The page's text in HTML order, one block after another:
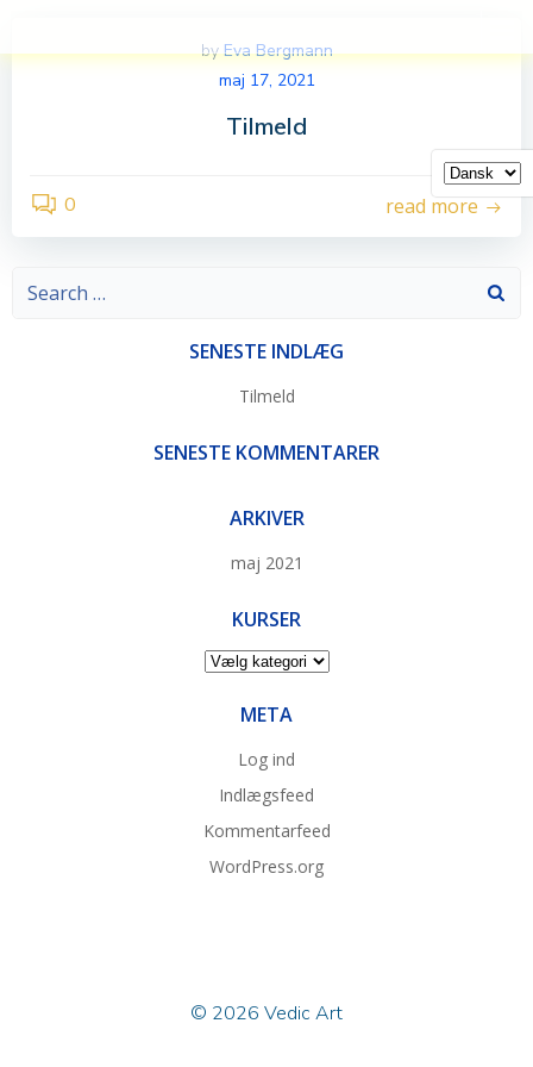
til
indhold
byEva Bergmann
maj 17, 2021
Tilmeld
0 read more
Search
SENESTE INDLÆG
Tilmeld
SENESTE KOMMENTARER
ARKIVER
maj 2021
KURSER
Kurser
META
Log ind
Indlægsfeed
Kommentarfeed
WordPress.org
© 2026 Vedic Art